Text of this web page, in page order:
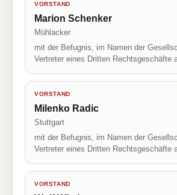
VORSTAND
Marion Schenker
Mühlacker
mit der Befugnis, im Namen der
Vertreter eines Dritten Rechtsgeschäfte
VORSTAND
Milenko Radic
Stuttgart
mit der Befugnis, im Namen der
Vertreter eines Dritten Rechtsgeschäfte
VORSTAND